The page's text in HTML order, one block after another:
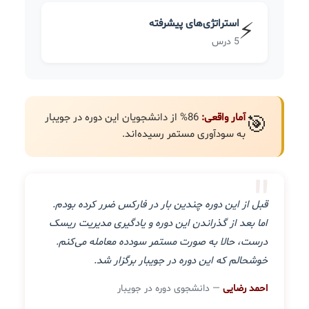
⚡استراتژی‌های پیشرفته
5 درس
🎯آمار واقعی:
86% از دانشجویان این دوره در جویبار
به سودآوری مستمر رسیده‌اند.
"
قبل از این دوره چندین بار در فارکس ضرر کرده بودم.
اما بعد از گذراندن این دوره و یادگیری مدیریت ریسک
درست، حالا به صورت مستمر سودده معامله می‌کنم.
خوشحالم که این دوره در جویبار برگزار شد.
احمد رضایی — دانشجوی دوره در جویبار